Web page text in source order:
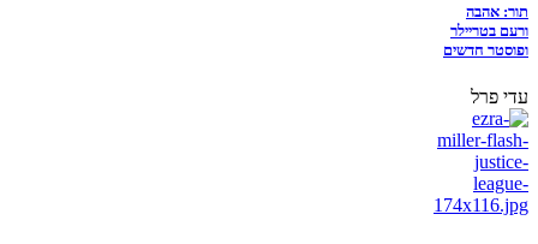
תור: אהבה
ורעם בטריילר
ופוסטר חדשים
עדי פרל